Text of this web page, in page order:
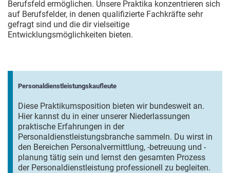
Berufsfeld ermöglichen. Unsere Praktika konzentrieren sich
auf Berufsfelder, in denen qualifizierte Fachkräfte sehr
gefragt sind und die dir vielseitige
Entwicklungsmöglichkeiten bieten.
Personaldienstleistungskaufleute
Diese Praktikumsposition bieten wir bundesweit an.
Hier kannst du in einer unserer Niederlassungen
praktische Erfahrungen in der
Personaldienstleistungsbranche sammeln. Du wirst in
den Bereichen Personalvermittlung, -betreuung und -
planung tätig sein und lernst den gesamten Prozess
der Personaldienstleistung professionell zu begleiten.